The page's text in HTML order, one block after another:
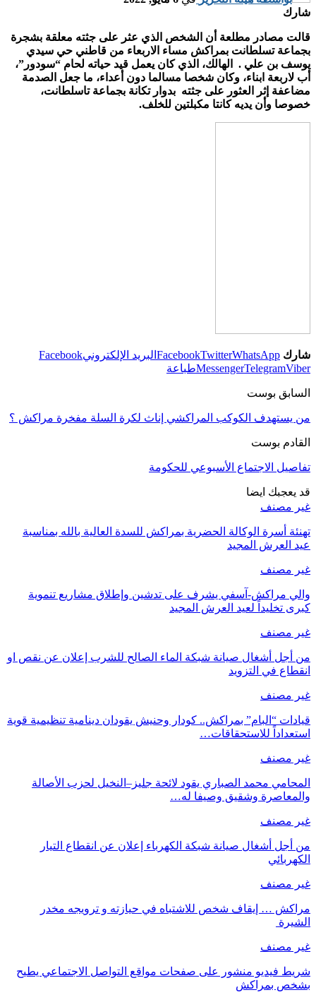
شارك
قالت مصادر مطلعة أن الشخص الذي عثر على جثته معلقة بشجرة
بجماعة تسلطانت بمراكش مساء الاربعاء من قاطني حي سيدي
يوسف بن علي . الهالك، الذي كان يعمل قيد حياته لحام “سودور”،
أب لاربعة ابناء، وكان شخصا مسالما دون أعداء، ما جعل الصدمة
مضاعفة إثر العثور على جثته بدوار تكانة بجماعة تاسلطانت،
خصوصا وأن يديه كانتا مكبلتين للخلف.
شارك FacebookTwitterWhatsApp البريد الإلكترونيFacebook
MessengerTelegramViber طباعة
السابق بوست
من يستهدف الكوكب المراكشي إناث لكرة السلة مفخرة مراكش ؟
القادم بوست
تفاصيل الاجتماع الأسبوعي للحكومة
قد يعجبك ايضا
غير مصنف
تهنئة أسرة الوكالة الحضرية بمراكش للسدة العالية بالله بمناسبة
عيد العرش المجيد
غير مصنف
والي مراكش-آسفي يشرف على تدشين وإطلاق مشاريع تنموية
كبرى تخليداً لعيد العرش المجيد
غير مصنف
من أجل أشغال صيانة شبكة الماء الصالح للشرب إعلان عن نقص او
انقطاع في التزويد
غير مصنف
قيادات “البام” بمراكش.. كودار وحنيش يقودان دينامية تنظيمية قوية
استعداداً للاستحقاقات…
غير مصنف
المحامي محمد الصباري يقود لائحة جليز–النخيل لحزب الأصالة
والمعاصرة وشقيق وصيفا له…
غير مصنف
من أجل أشغال صيانة شبكة الكهرباء إعلان عن انقطاع التيار
الكهربائي
غير مصنف
مراكش … إيقاف شخص للاشتباه في حيازته و ترويجه مخدر
الشيرة
غير مصنف
شريط فيديو منشور على صفحات مواقع التواصل الاجتماعي يطيح
بشخص بمراكش